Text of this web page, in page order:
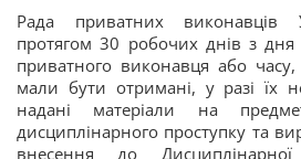
Рада приватних виконавців
протягом 30 робочих днів з
приватного виконавця або
мали бути отримані, у разі їх
надані матеріали на
дисциплінарного проступку та
внесення до Дисциплінарної